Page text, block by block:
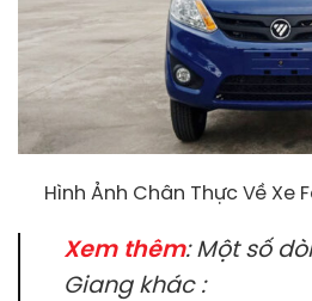
Hình Ảnh Chân Thực Về Xe
Xem thêm: Một số
Giang khác :